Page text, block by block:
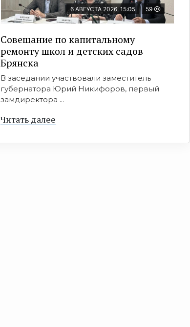
6 АВГУСТА 2026, 15:05 59
Совещание по капитальному
ремонту школ и детских садов
Брянска
В заседании участвовали заместитель
губернатора Юрий Никифоров, первый
замдиректора ...
Читать далее